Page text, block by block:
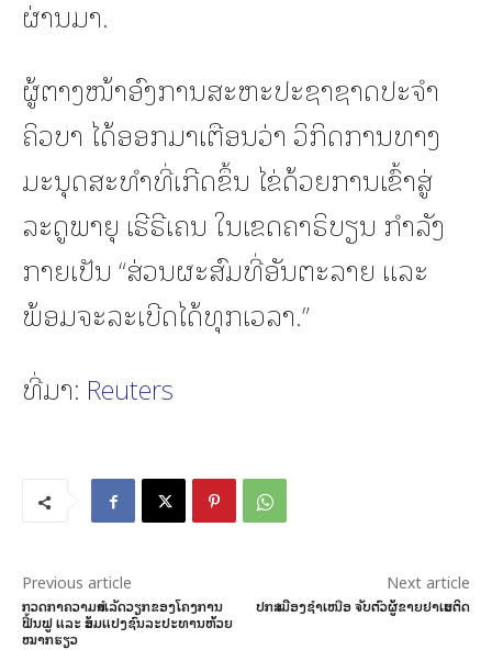
ຜ່ານມາ.
ຜູ້ຕາງໜ້າອົງການສະຫະປະຊາຊາດປະຈຳ
ຄິວບາ ໄດ້ອອກມາເຕືອນວ່າ ວິກິດການທາງ
ມະນຸດສະທຳທີ່ເກີດຂຶ້ນ ໄຂ່ດ້ວຍການເຂົ້າສູ່
ລະດູພາຍຸ ເຮີຣີເຄນ ໃນເຂດຄາຣິບຽນ ກຳລັງ
ກາຍເປັນ “ສ່ວນຜະສົມທີ່ອັນຕະລາຍ ແລະ
ພ້ອມຈະລະເບີດໄດ້ທຸກເວລາ.”
ທີ່ມາ: Reuters
Previous article
ກວດກາຄວາມສຳເລັດວຽກຂອງໂຄງການ
ຟື້ນຟູ ແລະ ສ້ອມແປງຊົນລະປະທານຫ້ວຍ
ໝາກຮຽວ
Next article
ປກສ ເມືອງຊຳເໜືອ ຈັບຕົວຜູ້ຂາຍຢາເສບຕິດ